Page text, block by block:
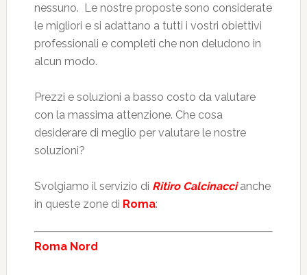
nessuno. Le nostre proposte sono considerate
le migliori e si adattano a tutti i vostri obiettivi
professionali e completi che non deludono in
alcun modo.
Prezzi e soluzioni a basso costo da valutare
con la massima attenzione. Che cosa
desiderare di meglio per valutare le nostre
soluzioni?
Svolgiamo il servizio di Ritiro Calcinaccianche
in queste zone di Roma:
Roma Nord